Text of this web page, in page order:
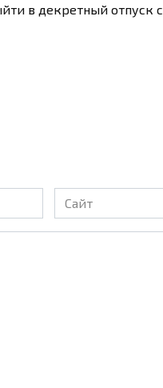
в декретный отпуск с
Сайт